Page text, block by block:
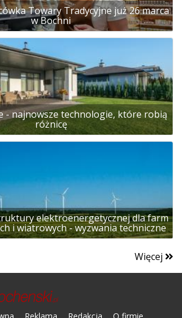
Towary Tradycyjne już 26 marca
w Bochni
- najnowsze technologie, które robią
różnicę
elektroenergetycznej dla farm
i wiatrowych - wyzwania techniczne
Więcej